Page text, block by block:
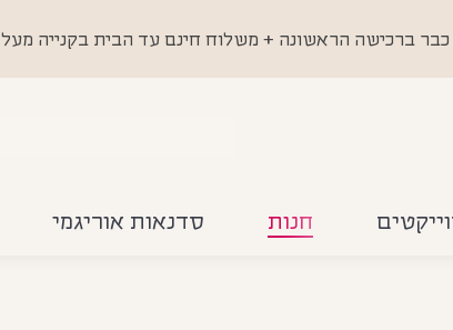
חנות סדנאות אוריגמי
ברכישה הראשונה + משלוח חינם עד הבית בקנייה מעל 600 שקלים